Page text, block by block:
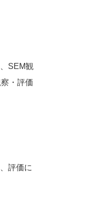
SEM観
・評価
評価に